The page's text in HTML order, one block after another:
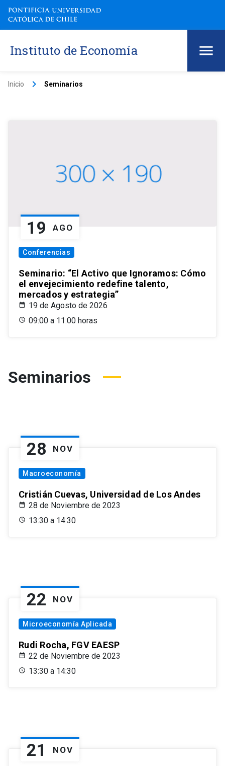
Instituto de Economía
Inicio keyboard_arrow_right Seminarios
19 AGO
Conferencias
Seminario: “El Activo que Ignoramos: Cómo
el envejecimiento redefine talento,
mercados y estrategia”
19 de Agosto de 2026
09:00 a 11:00 horas
Seminarios
28 NOV
Macroeconomía
Cristián Cuevas, Universidad de Los Andes
28 de Noviembre de 2023
13:30 a 14:30
22 NOV
Microeconomía Aplicada
Rudi Rocha, FGV EAESP
22 de Noviembre de 2023
13:30 a 14:30
21 NOV